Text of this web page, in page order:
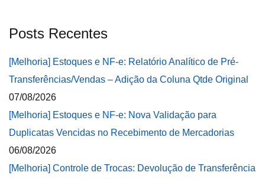
Posts Recentes
[Melhoria] Estoques e NF-e: Relatório Analítico de Pré-
Transferências/Vendas – Adição da Coluna Qtde Original
07/08/2026
[Melhoria] Estoques e NF-e: Nova Validação para
Duplicatas Vencidas no Recebimento de Mercadorias
06/08/2026
[Melhoria] Controle de Trocas: Devolução de Transferência